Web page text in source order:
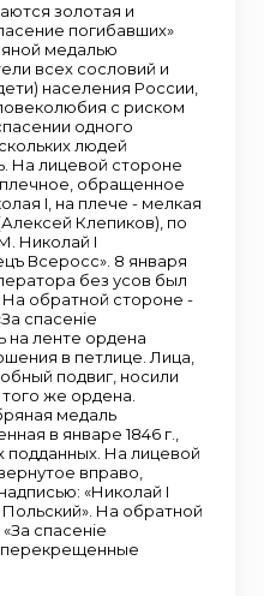
золотая и
погибавших»
медалью
всех сословий и
населения России,
с риском
одного
людей
На лицевой стороне
обращенное
I, на плече - мелкая
Клепиков), по
Николай I
Всеросс». 8 января
без усов был
обратной стороне -
спасенiе
на ленте ордена
в петлице. Лица,
подвиг, носили
же ордена.
медаль
в январе 1846 г.,
подданных. На лицевой
вправо,
«Николай I
На обратной
спасенiе
перекрещенные